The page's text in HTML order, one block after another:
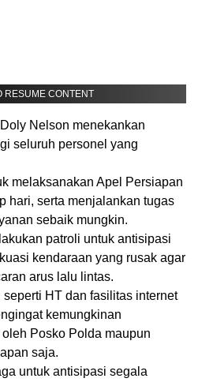
RESUME CONTENT
Nelson menekankan
seluruh personel yang
melaksanakan Apel Persiapan
hari, serta menjalankan tugas
sebaik mungkin.
patroli untuk antisipasi
kendaraan yang rusak agar
arus lalu lintas.
HT dan fasilitas internet
kemungkinan
Posko Polda maupun
saja.
untuk antisipasi segala